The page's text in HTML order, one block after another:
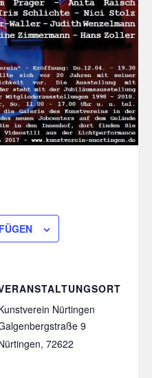
Nürtingen
9
, 72622